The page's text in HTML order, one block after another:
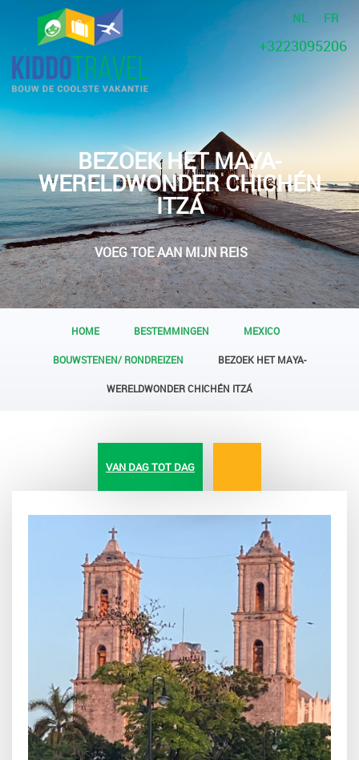
NL FR
+3223095206
BEZOEK HET MAYA-
WERELDWONDER CHICHÉN
ITZÁ
VOEG TOE AAN MIJN REIS
HOME BESTEMMINGEN MEXICO
BOUWSTENEN/ RONDREIZEN BEZOEK HET MAYA-
WERELDWONDER CHICHÉN ITZÁ
VAN DAG TOT DAG